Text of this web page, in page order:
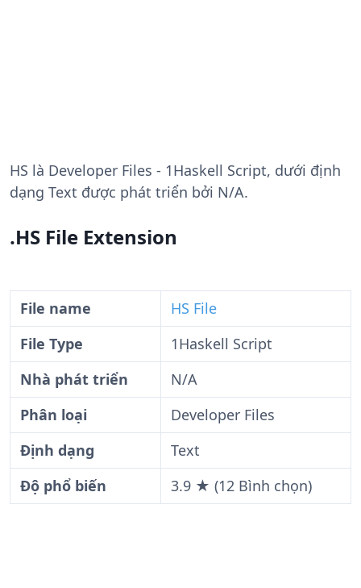
HS là Developer Files - 1Haskell Script, dưới định
dạng Text được phát triển bởi N/A.
.HS File Extension
File name
HS File
File Type
1Haskell Script
Nhà phát triển
N/A
Phân loại
Developer Files
Định dạng
Text
Độ phổ biến
3.9 ★ (12 Bình chọn)